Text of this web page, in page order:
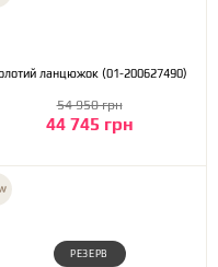
Золотий ланцюжок (01-200627490)
44 745 грн
54 950 грн
РЕЗЕРВ